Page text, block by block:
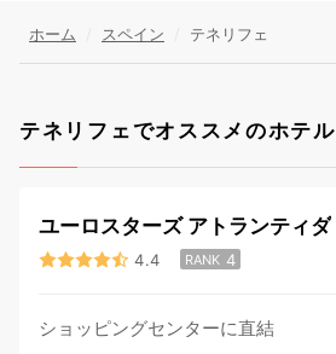
ホーム スペイン テネリフェ
テネリフェでオススメのホテル
ユーロスターズ アトランティダ
4.4 RANK 4
ショッピングセンターに直結